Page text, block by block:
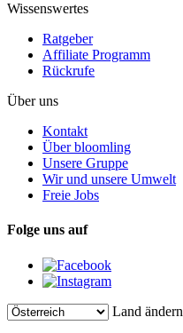
Wissenswertes
Ratgeber
Affiliate Programm
Rückrufe
Über uns
Kontakt
Über bloomling
Unsere Gruppe
Wir und unsere Umwelt
Freie Jobs
Folge uns auf
Land ändern